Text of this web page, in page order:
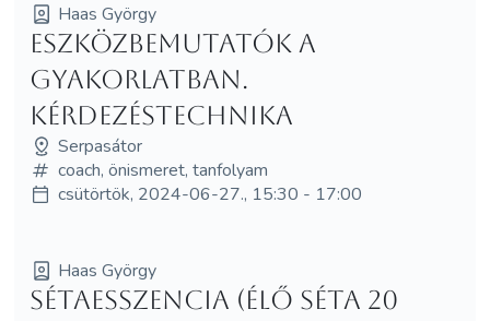
Haas György
Eszközbemutatók a
gyakorlatban.
Kérdezéstechnika
Serpasátor
coach, önismeret, tanfolyam
csütörtök, 2024-06-27., 15:30 - 17:00
Haas György
Sétaesszencia (élő séta 20